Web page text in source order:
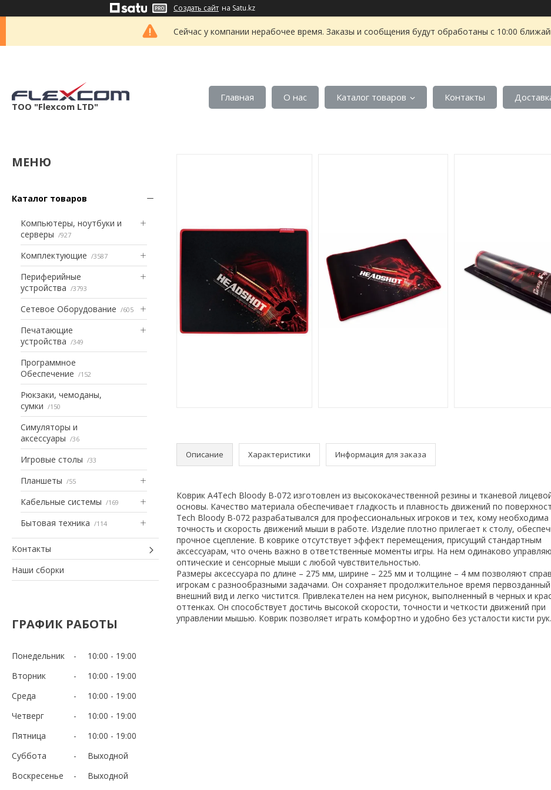
Создать сайт на Satu.kz
Сейчас у компании нерабочее время. Заказы и сообщения будут обработаны с 10:00
ТОО "Flexcom LTD"
Главная О нас Каталог товаров Контакты
Каталог товаров
Компьютеры, ноутбуки и
серверы
927
Комплектующие 3587
Периферийные
устройства
3793
Сетевое Оборудование 605
Печатающие
устройства
349
Программное
Обеспечение
152
Рюкзаки, чемоданы,
сумки
150
Симуляторы и
аксессуары
36
Игровые столы 33
Планшеты 55
Кабельные системы 169
Бытовая техника 114
Контакты
Наши сборки
ГРАФИК РАБОТЫ
Понедельник 10:00
19:00
Вторник
10:00
19:00
Среда
10:00
19:00
Четверг
10:00
19:00
Пятница
10:00
19:00
Суббота
Выходной
Воскресенье
Выходной
Описание Характеристики Информация для заказа
Коврик A4Tech Bloody B-072 изготовлен из высококачественной резины и тканевой
основы. Качество материала обеспечивает гладкость и плавность движений по
Tech Bloody B-072 разрабатывался для профессиональных игроков и тех, кому
точность и скорость движений мыши в работе. Изделие плотно прилегает к столу,
прочное сцепление. В коврике отсутствует эффект перемещения, присущий стандартным
аксессуарам, что очень важно в ответственные моменты игры. На нем одинаково
оптические и сенсорные мыши с любой чувствительностью.
Размеры аксессуара по длине – 275 мм, ширине – 225 мм и толщине – 4 мм позволяют
игрокам с разнообразными задачами. Он сохраняет продолжительное время первозданный
внешний вид и легко чистится. Привлекателен на нем рисунок, выполненный в черных и
оттенках. Он способствует достичь высокой скорости, точности и четкости движений при
управлении мышью. Коврик позволяет играть комфортно и удобно без усталости кисти рук.